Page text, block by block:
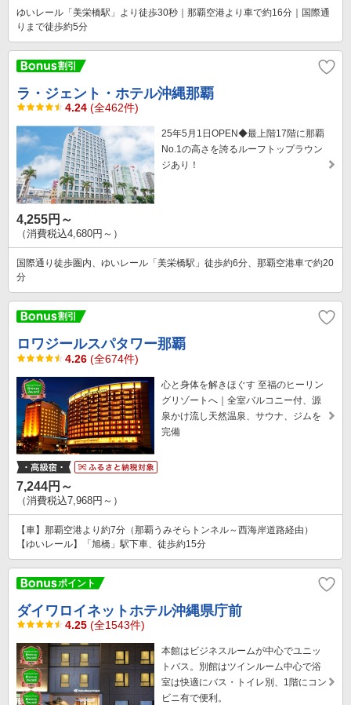
ゆいレール「美栄橋駅」より徒歩30秒｜那覇空港より車で約16分｜国際通
りまで徒歩約5分
ラ・ジェント・ホテル沖縄那覇
4.24 (全462件)
25年5月1日OPEN◆最上階17階に那覇
No.1の高さを誇るルーフトップラウン
ジあり！
4,255円～
（消費税込4,680円～）
国際通り徒歩圏内、ゆいレール「美栄橋駅」徒歩約6分、那覇空港車で約20
分
ロワジールスパタワー那覇
4.26 (全674件)
心と身体を解きほぐす 至福のヒーリン
グリゾートへ｜全室バルコニー付、源
泉かけ流し天然温泉、サウナ、ジムを
完備
7,244円～
（消費税込7,968円～）
【車】那覇空港より約7分（那覇うみそらトンネル～西海岸道路経由）
【ゆいレール】「旭橋」駅下車、徒歩約15分
ダイワロイネットホテル沖縄県庁前
4.25 (全1543件)
本館はビジネスルームが中心でユニッ
トバス。別館はツインルーム中心で浴
室は快適にバス・トイレ別、1階にコン
ビニ有で便利。